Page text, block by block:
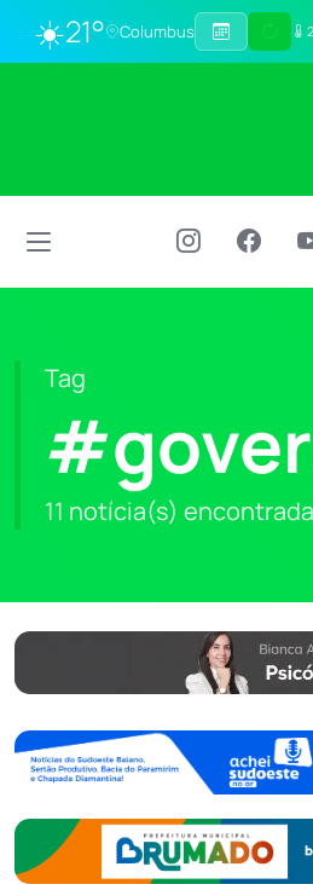
☀️21° Columbus
Tag
11 notícia(s)